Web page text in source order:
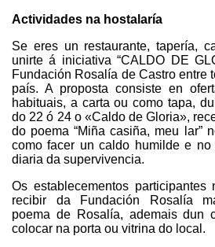
Actividades na hostalaría
Se eres un restaurante, tapería,
unirte á iniciativa “CALDO DE
Fundación Rosalía de Castro entre
país. A proposta consiste en
habituais, a carta ou como tapa,
do 22 ó 24 o «Caldo de Gloria»,
do poema “Miña casiña, meu lar”
como facer un caldo humilde e
diaria da supervivencia.
Os establecementos participantes
recibir da Fundación Rosalía
poema de Rosalía, ademais dun
colocar na porta ou vitrina do local.